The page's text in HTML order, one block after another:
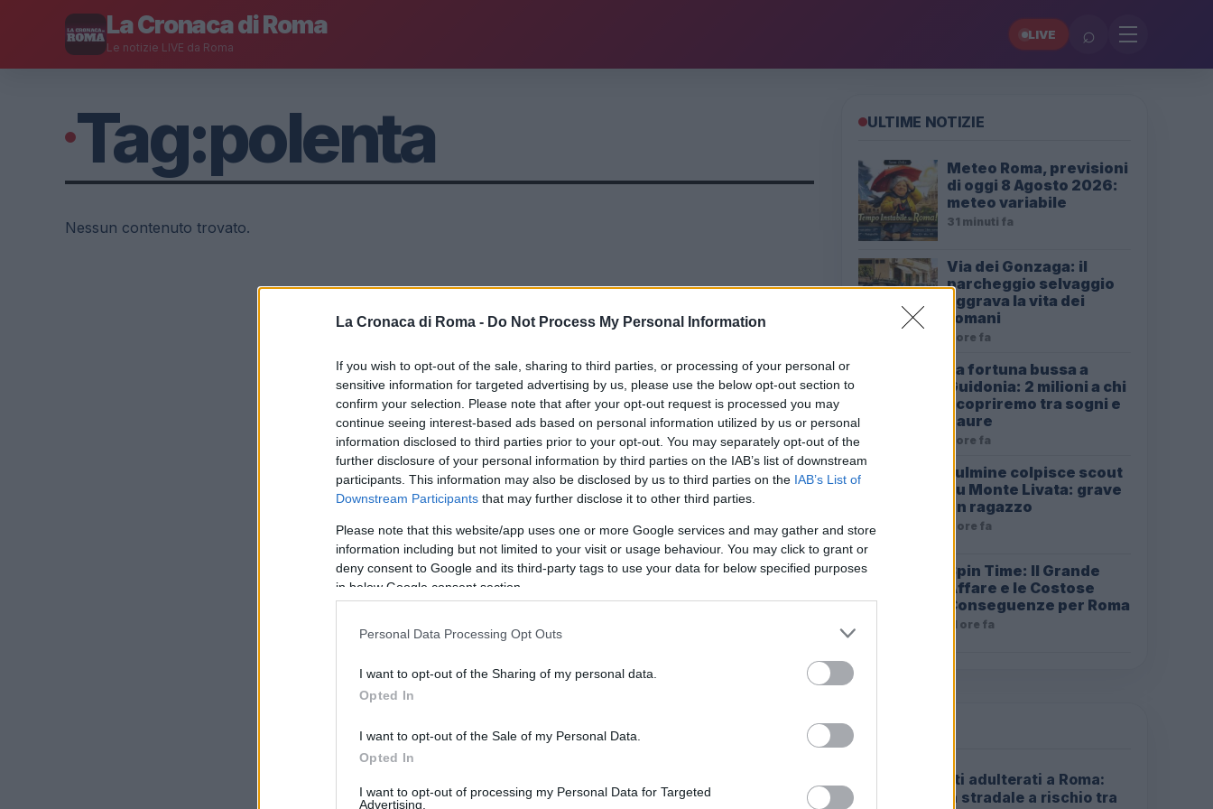
La Cronaca di Roma - Do Not Process My Personal Information
If you wish to opt-out of the sale, sharing to third parties, or processing of your personal or
sensitive information for targeted advertising by us, please use the below opt-out section to
confirm your selection. Please note that after your opt-out request is processed you may
continue seeing interest-based ads based on personal information utilized by us or personal
information disclosed to third parties prior to your opt-out. You may separately opt-out of the
further disclosure of your personal information by third parties on the IAB’s list of downstream
participants. This information may also be disclosed by us to third parties on the IAB’s List of
Downstream Participants that may further disclose it to other third parties.
Please note that this website/app uses one or more Google services and may gather and store
information including but not limited to your visit or usage behaviour. You may click to grant or
deny consent to Google and its third-party tags to use your data for below specified purposes
in below Google consent section.
Personal Data Processing Opt Outs
I want to opt-out of the Sharing of my personal data.
Opted In
I want to opt-out of the Sale of my Personal Data.
Opted In
I want to opt-out of processing my Personal Data for Targeted
Advertising.
La Cronaca di Roma
Le notizie LIVE da Roma
LIVE ⌕
Tag:polenta
Nessun contenuto trovato.
ULTIME NOTIZIE
Meteo Roma, previsioni
di oggi 8 Agosto 2026:
meteo variabile
31 minuti fa
Via dei Gonzaga: il
parcheggio selvaggio
aggrava la vita dei
romani
2 ore fa
La fortuna bussa a
Guidonia: 2 milioni a chi
scopriremo tra sogni e
paure
2 ore fa
Fulmine colpisce scout
su Monte Livata: grave
un ragazzo
9 ore fa
Spin Time: Il Grande
Affare e le Costose
Conseguenze per Roma
11 ore fa
Carburanti adulterati a Roma:
sicurezza stradale a rischio tra